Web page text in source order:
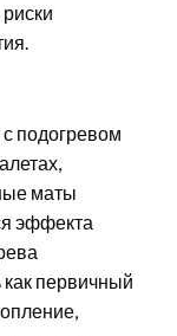
подогревом
маты
эффекта
первичный